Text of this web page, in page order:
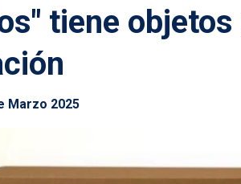
tiene
Marzo 2025